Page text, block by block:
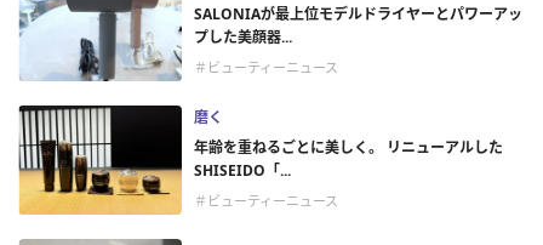
SALONIAが最上位モデルドライヤーとパワーアッ
プした美顔器...
＃ビューティーニュース
磨く
年齢を重ねるごとに美しく。 リニューアルした
SHISEIDO「...
＃ビューティーニュース